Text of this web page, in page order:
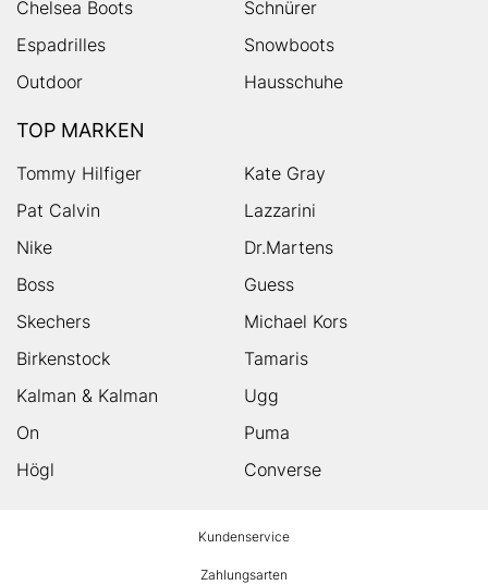
Chelsea Boots
Schnürer
Espadrilles
Snowboots
Outdoor
Hausschuhe
TOP MARKEN
Tommy Hilfiger
Kate Gray
Pat Calvin
Lazzarini
Nike
Dr.Martens
Boss
Guess
Skechers
Michael Kors
Birkenstock
Tamaris
Kalman & Kalman
Ugg
On
Puma
Högl
Converse
Kundenservice
Zahlungsarten